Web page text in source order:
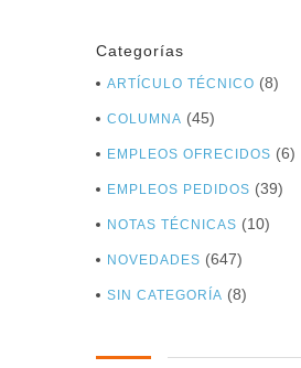
Categorías
ARTÍCULO TÉCNICO (8)
COLUMNA (45)
EMPLEOS OFRECIDOS (6)
EMPLEOS PEDIDOS (39)
NOTAS TÉCNICAS (10)
NOVEDADES (647)
SIN CATEGORÍA (8)